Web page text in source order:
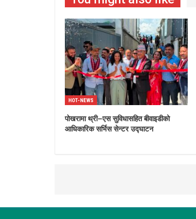
HOT-NEWS
पोखरामा थ्री–एस सुविधासहित बीवाइडीको
आधिकारिक सर्भिस सेन्टर उद्घाटन